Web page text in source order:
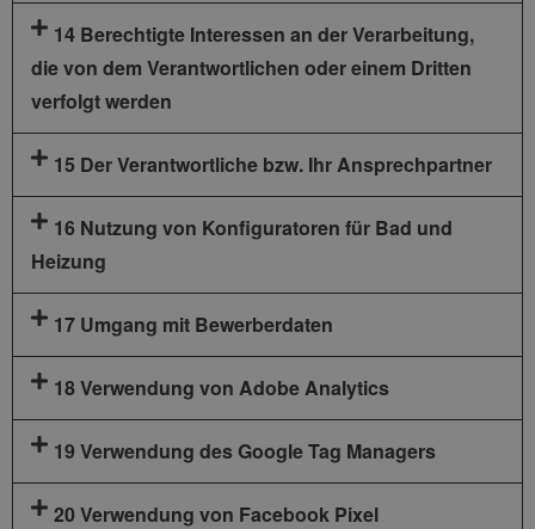
14 Berechtigte Interessen an der Verarbeitung,
die von dem Verantwortlichen oder einem Dritten
verfolgt werden
15 Der Verantwortliche bzw. Ihr Ansprechpartner
16 Nutzung von Konfiguratoren für Bad und
Heizung
17 Umgang mit Bewerberdaten
18 Verwendung von Adobe Analytics
19 Verwendung des Google Tag Managers
20 Verwendung von Facebook Pixel